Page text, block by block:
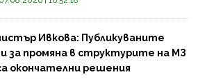
Ивкова: Публикуваните
за промяна в структурите на МЗ
окончателни решения